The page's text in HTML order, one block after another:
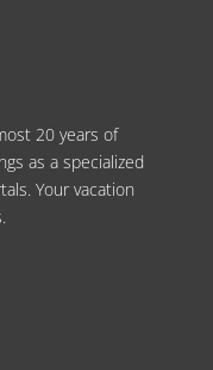
20 years of
as a specialized
Your vacation